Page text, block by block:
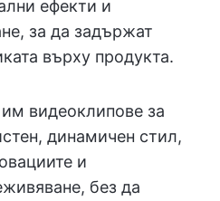
ефекти и
за да задържат
върху продукта.
видеоклипове за
динамичен стил,
и
без да